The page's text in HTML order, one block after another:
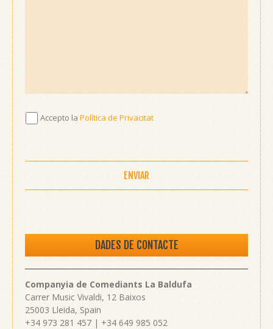
Accepto
la
Accepto la Política de Privacitat
DADES DE CONTACTE
Companyia de Comediants La Baldufa
Carrer Music Vivaldi, 12 Baixos
25003 Lleida, Spain
+34 973 281 457 | +34 649 985 052